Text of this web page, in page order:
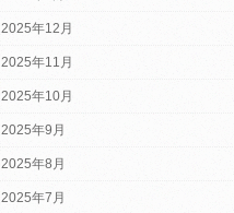
2025年12月
2025年11月
2025年10月
2025年9月
2025年8月
2025年7月